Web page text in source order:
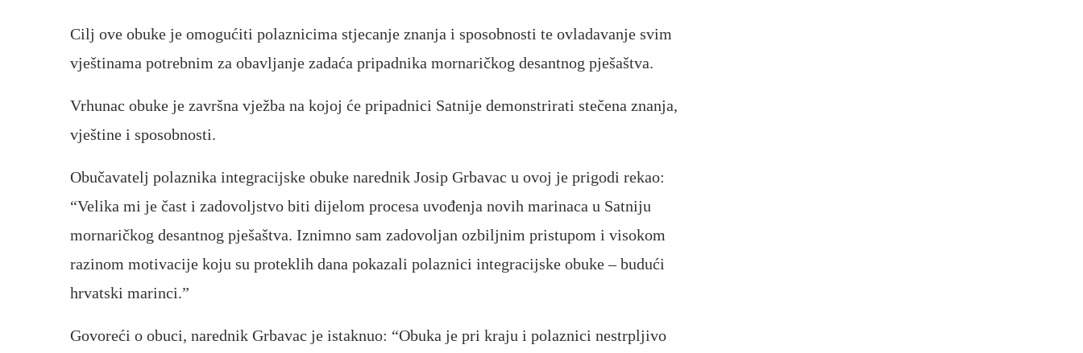
Cilj ove obuke je omogućiti polaznicima stjecanje znanja i sposobnosti te ovladavanje svim
vještinama potrebnim za obavljanje zadaća pripadnika mornaričkog desantnog pješaštva.
Vrhunac obuke je završna vježba na kojoj će pripadnici Satnije demonstrirati stečena znanja,
vještine i sposobnosti.
Obučavatelj polaznika integracijske obuke narednik Josip Grbavac u ovoj je prigodi rekao:
“Velika mi je čast i zadovoljstvo biti dijelom procesa uvođenja novih marinaca u Satniju
mornaričkog desantnog pješaštva. Iznimno sam zadovoljan ozbiljnim pristupom i visokom
razinom motivacije koju su proteklih dana pokazali polaznici integracijske obuke – budući
hrvatski marinci.”
Govoreći o obuci, narednik Grbavac je istaknuo: “Obuka je pri kraju i polaznici nestrpljivo